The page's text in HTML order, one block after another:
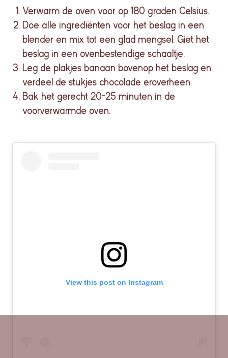
Verwarm de oven voor op 180 graden Celsius.
Doe alle ingrediënten voor het beslag in een
blender en mix tot een glad mengsel. Giet het
beslag in een ovenbestendige schaaltje.
Leg de plakjes banaan bovenop het beslag en
verdeel de stukjes chocolade eroverheen.
Bak het gerecht 20-25 minuten in de
voorverwarmde oven.
View this post on Instagram